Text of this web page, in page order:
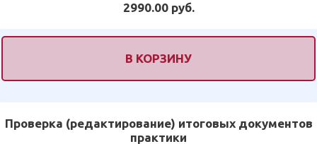
2990.00 руб.
В КОРЗИНУ
Проверка (редактирование) итоговых документов
практики